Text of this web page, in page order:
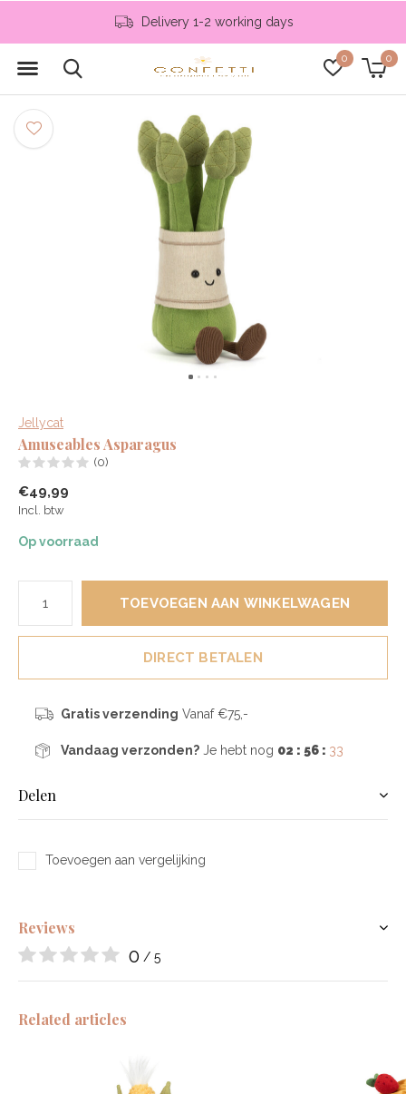
0 0
Delivery 1-2 working days
Jellycat
Amuseables Asparagus
(0)
€49,99
Incl. btw
Op voorraad
TOEVOEGEN AAN WINKELWAGEN
DIRECT BETALEN
Gratis verzending Vanaf €75,-
Vandaag verzonden?Je hebt nog 02 : 56 : 32
Delen
Toevoegen aan vergelijking
Reviews
0 / 5
Related articles